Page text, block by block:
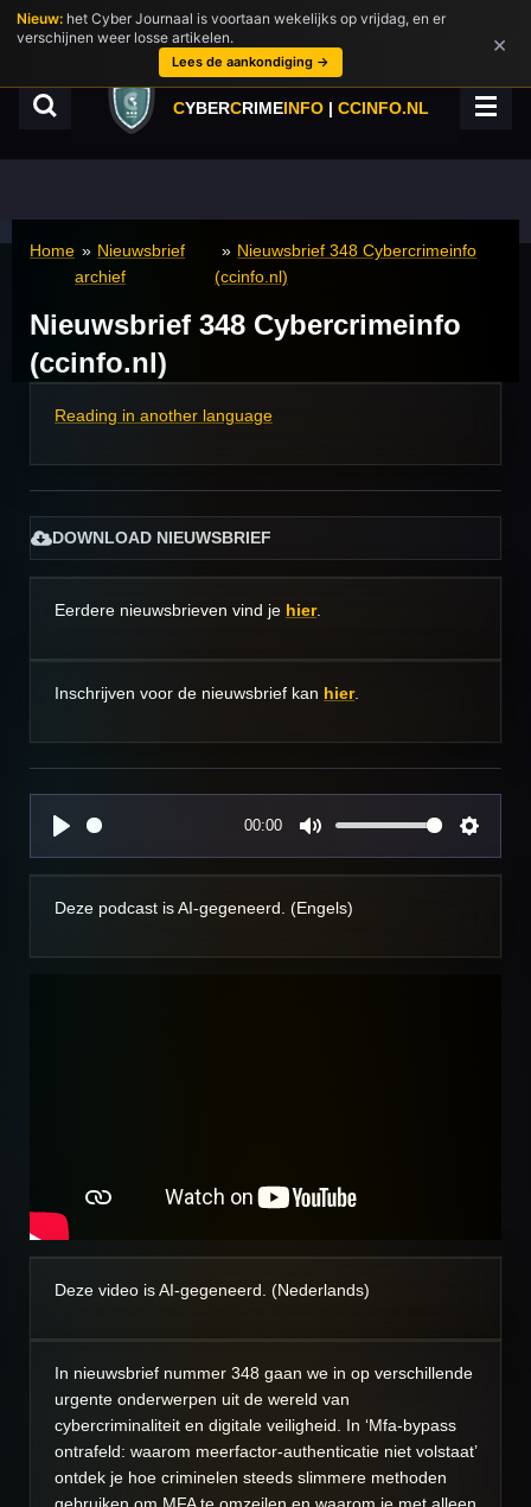
Ga
direct
hoofdinhoud
CYBERCRIMEINFO | CCINFO.NL
Home » Nieuwsbrief
archief
» Nieuwsbrief 348 Cybercrimeinfo
(ccinfo.nl)
Nieuwsbrief 348 Cybercrimeinfo
(ccinfo.nl)
Reading in another language
DOWNLOAD NIEUWSBRIEF
Eerdere nieuwsbrieven vind je hier.
Inschrijven voor de nieuwsbrief kan hier.
l
a
00:00
u
t
e
i
Deze podcast is AI-gegeneerd. (Engels)
Deze video is AI-gegeneerd. (Nederlands)
In nieuwsbrief nummer 348 gaan we in op verschillende
urgente onderwerpen uit de wereld van
cybercriminaliteit en digitale veiligheid. In ‘Mfa-bypass
ontrafeld: waarom meerfactor-authenticatie niet volstaat’
ontdek je hoe criminelen steeds slimmere methoden
gebruiken om MFA te omzeilen en waarom je met alleen
Nieuw: het Cyber Journaal is voortaan wekelijks op vrijdag, en er
verschijnen weer losse artikelen.
Lees de aankondiging →
×